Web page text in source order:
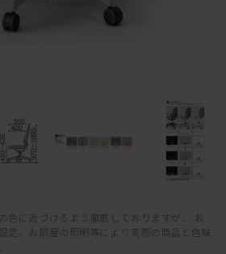
色に近づけるよう徹底しておりますが、 お
定、お部屋の照明等により実際の商品と色味